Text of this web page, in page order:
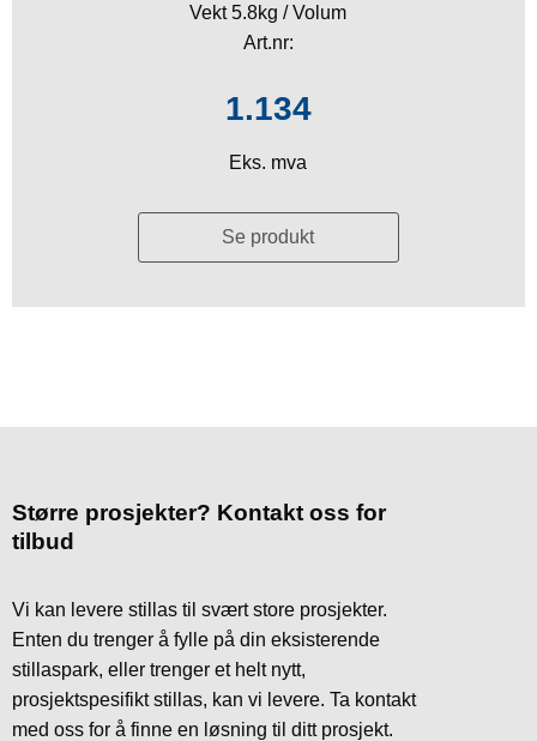
Vekt 5.8kg / Volum
Art.nr:
1.134
Eks. mva
Se produkt
Større prosjekter? Kontakt oss for
tilbud
Vi kan levere stillas til svært store prosjekter.
Enten du trenger å fylle på din eksisterende
stillaspark, eller trenger et helt nytt,
prosjektspesifikt stillas, kan vi levere. Ta kontakt
med oss for å finne en løsning til ditt prosjekt.